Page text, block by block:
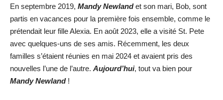
En septembre 2019, Mandy Newlandet son mari, Bob, sont
partis en vacances pour la première fois ensemble, comme le
prétendait leur fille Alexia. En août 2023, elle a visité St. Pete
avec quelques-uns de ses amis. Récemment, les deux
familles s’étaient réunies en mai 2024 et avaient pris des
nouvelles l’une de l’autre. Aujourd’hui, tout va bien pour
Mandy Newland !